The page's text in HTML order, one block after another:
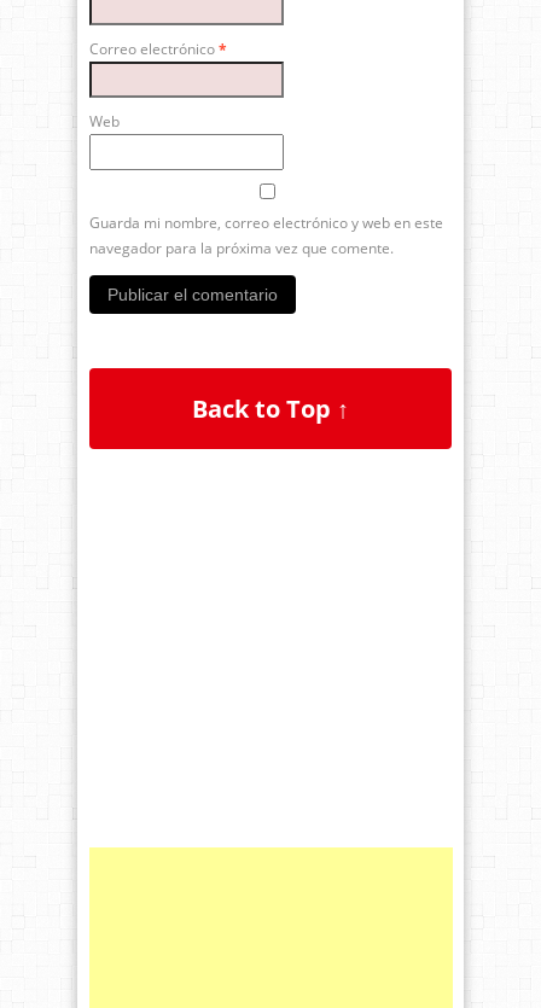
Correo electrónico*
Web
Guarda mi nombre, correo electrónico y web en este
navegador para la próxima vez que comente.
Back to Top ↑